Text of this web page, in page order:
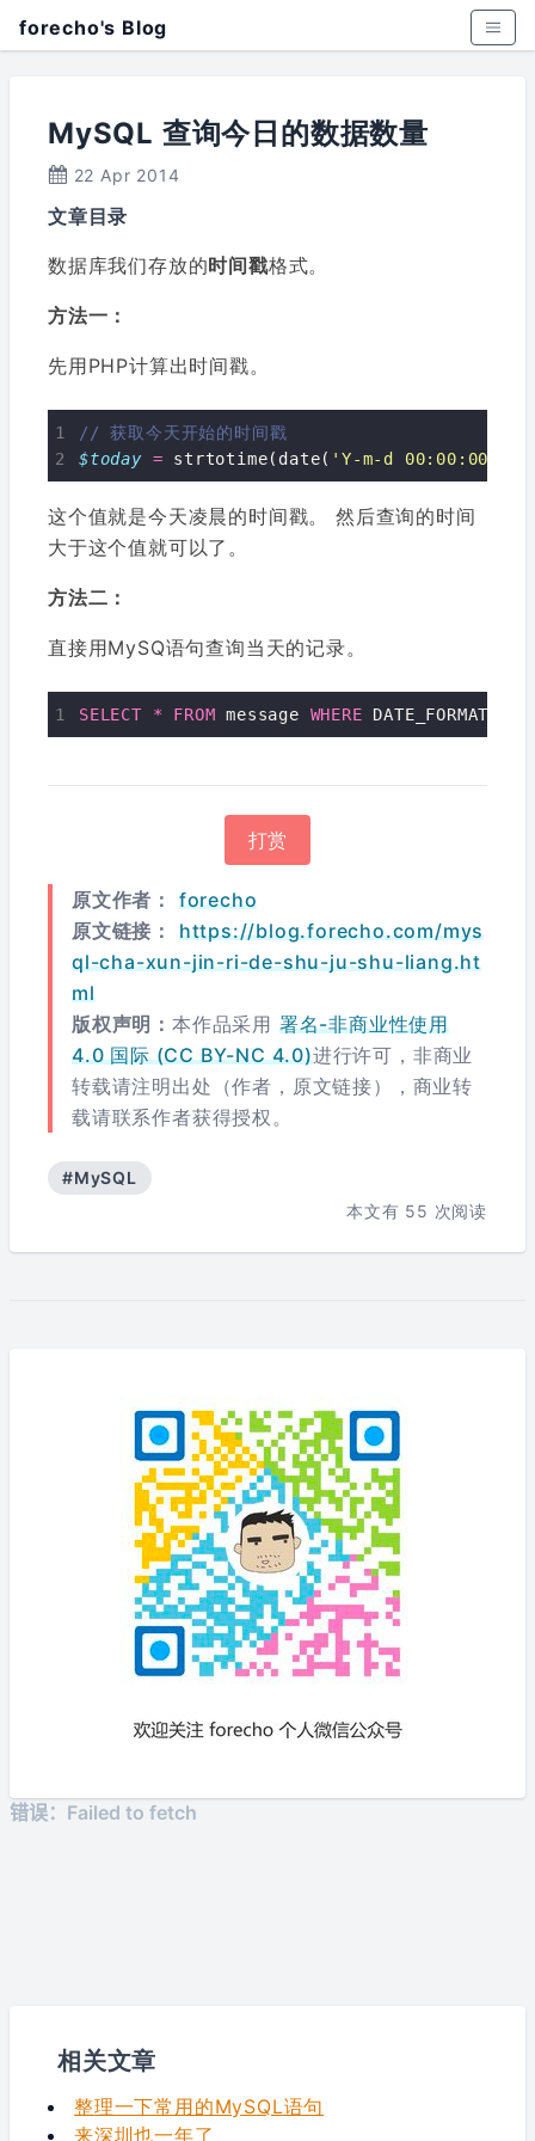
forecho's Blog
MySQL 查询今日的数据数量
22 Apr 2014
文章目录
数据库我们存放的时间戳格式。
方法一：
先用PHP计算出时间戳。
$today = strtotime(date( 'Y-m-d 00:00:00'
这个值就是今天凌晨的时间戳。 然后查询的时间
大于这个值就可以了。
方法二：
直接用MySQ语句查询当天的记录。
SELECT * FROM message WHERE
打赏
原文作者：
forecho
原文链接：
https://blog.forecho.com/mys
ql-cha-xun-jin-ri-de-shu-ju-shu-liang.ht
ml
版权声明： 本作品采用 署名-非商业性使用
4.0 国际 (CC BY-NC 4.0)进行许可，非商业
转载请注明出处（作者，原文链接），商业转
载请联系作者获得授权。
#MySQL
本文有 55 次阅读
相关文章
整理一下常用的MySQL语句
来深圳也一年了